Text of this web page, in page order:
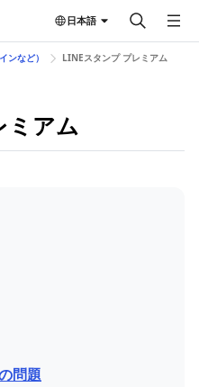
日本語
ンなど） LINEスタンプ プレミアム
ミアム
問題